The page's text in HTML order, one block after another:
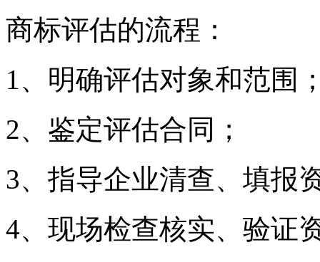
商标评估的流程：
1、明确评估对象和范围
2、鉴定评估合同；
3、指导企业清查、填报
4、现场检查核实、验证